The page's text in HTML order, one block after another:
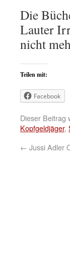
Die
Lauter
nicht
Teilen mit:
Facebook
Dieser Beitrag
Kopfgeldjäger,
← Jussi Adler